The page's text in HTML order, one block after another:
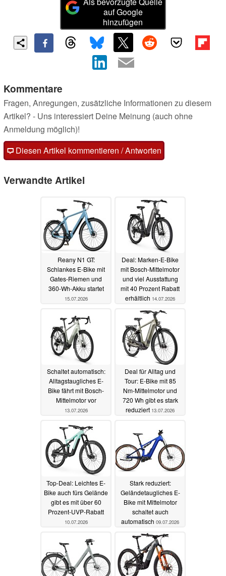
auf Google
hinzufügen
Kommentare
Fragen, Anregungen, zusätzliche Informationen zu diesem
Artikel? - Uns interessiert Deine Meinung (auch ohne
Anmeldung möglich)!
Diesen Artikel kommentieren / Antworten
Verwandte Artikel
Reany N1 GT:
Schlankes E-Bike mit
Gates-Riemen und
360-Wh-Akku startet
15.07.2026
Deal: Marken-E-Bike
mit Bosch-Mittelmotor
und viel Ausstattung
mit 40 Prozent Rabatt
erhältlich 14.07.2026
Schaltet automatisch:
Alltagstaugliches E-
Bike fährt mit Bosch-
Mittelmotor vor
13.07.2026
Deal für Alltag und
Tour: E-Bike mit 85
Nm-Mittelmotor und
720 Wh gibt es stark
reduziert 13.07.2026
Top-Deal: Leichtes E-
Bike auch fürs Gelände
gibt es mit über 60
Prozent-UVP-Rabatt
10.07.2026
Stark reduziert:
Geländetaugliches E-
Bike mit Mittelmotor
schaltet auch
automatisch 09.07.2026